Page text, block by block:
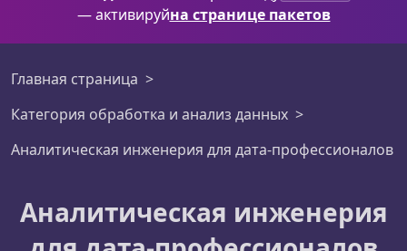
— активируйна странице пакетов
Главная страница
Категория обработка и анализ данных
Аналитическая инженерия для дата-профессионалов
Аналитическая инженерия